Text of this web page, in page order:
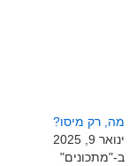
מה, רק מיסו?
ינואר 9, 2025
ב-"מתכונים"